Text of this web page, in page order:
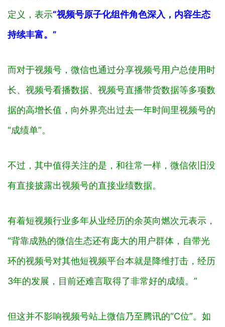
定义，表示“视频号原子化组件角色深入，内容生态
持续丰富。”
而对于视频号，微信也通过分享视频号用户总使用时
长、视频号看播数据、视频号直播带货数据等多项数
据的高增长值，向外界亮出过去一年时间里视频号的
“成绩单”。
不过，其中值得关注的是，和往常一样，微信依旧没
有直接披露出视频号的直接业绩数据。
有着短视频行业多年从业经历的余英向燃次元表示，
“背靠成熟的微信生态还有庞大的用户群体，自带光
环的视频号对其他短视频平台本就是降维打击，经历
3年的发展，目前还难言取得了非常好的成绩。”
但这并不影响视频号站上微信乃至腾讯的“C位”。如